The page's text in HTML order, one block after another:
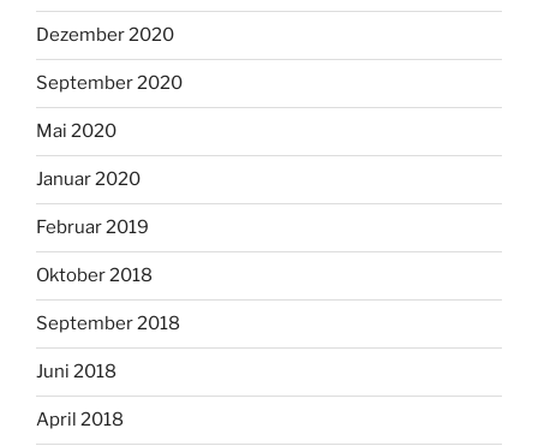
Dezember 2020
September 2020
Mai 2020
Januar 2020
Februar 2019
Oktober 2018
September 2018
Juni 2018
April 2018